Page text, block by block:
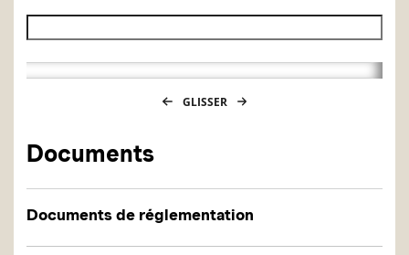
Date de fin de l’historique des VL
GLISSER
Documents
Documents de réglementation